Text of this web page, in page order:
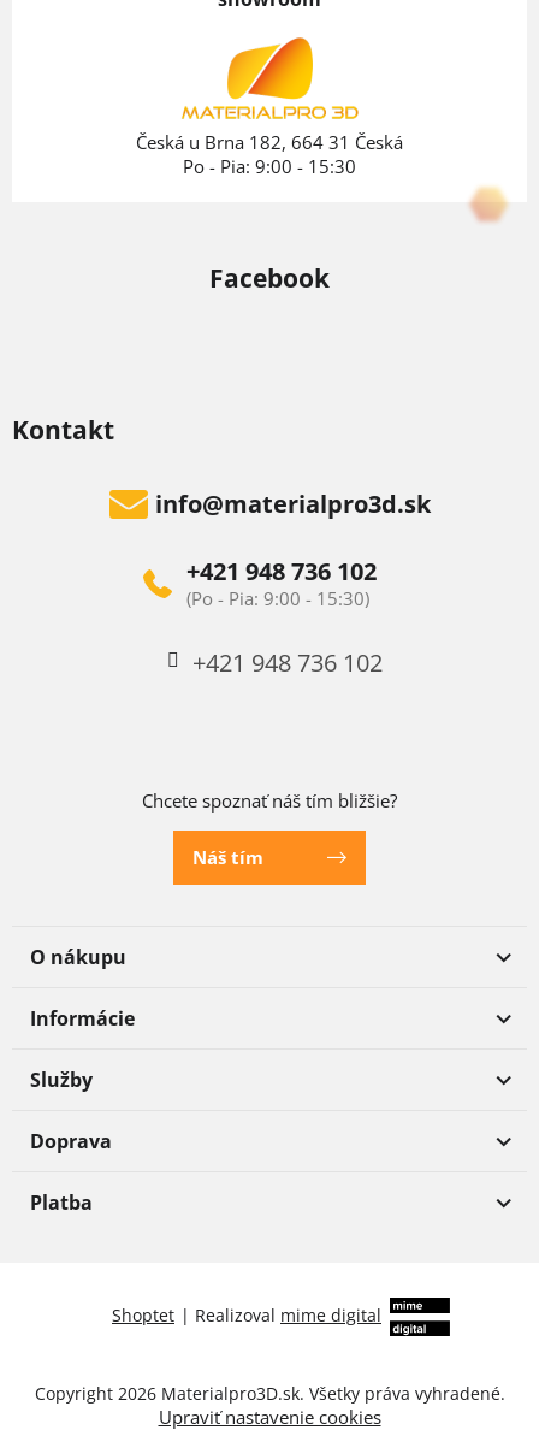
Kontakt
info@materialpro3d.sk
+421 948 736 102
+421 948 736 102
Chcete spoznať náš tím bližšie?
Náš tím
O nákupu
Informácie
Služby
Česká u Brna 182, 664 31 Česká
Po - Pia: 9:00 - 15:30
Facebook
Doprava
Platba
Shoptet | Realizoval mime digital
Copyright 2026 Materialpro3D.sk. Všetky práva vyhradené.
Upraviť nastavenie cookies